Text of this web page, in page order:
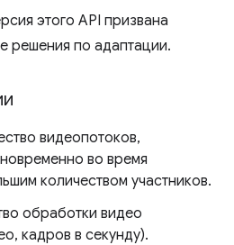
этого API призвана
решения по адаптации.
видеопотоков,
во время
количеством участников.
обработки видео
кадров в секунду).